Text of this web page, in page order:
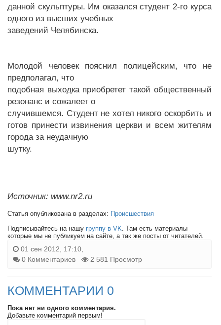
данной скульптуры. Им оказался студент 2-го курса
одного из высших учебных
заведений Челябинска.
Молодой человек пояснил полицейским, что не
предполагал, что
подобная выходка приобретет такой общественный
резонанс и сожалеет о
случившемся. Студент не хотел никого оскорбить и
готов принести извинения церкви и всем жителям
города за неудачную
шутку.
Источник: www.nr2.ru
Статья опубликована в разделах: Происшествия
Подписывайтесь на нашу группу в VK. Там есть материалы
которые мы не публикуем на сайте, а так же посты от читателей.
01 сен 2012, 17:10,
0 Комментариев
2 581 Просмотр
КОММЕНТАРИИ 0
Пока нет ни одного комментария.
Добавьте комментарий первым!